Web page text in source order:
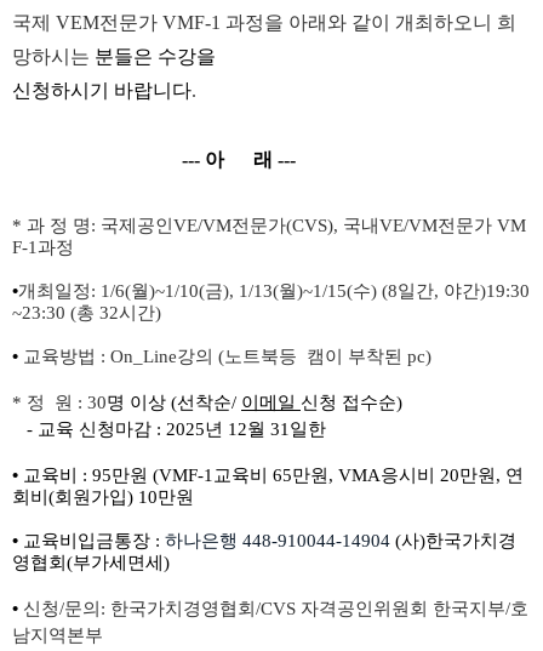
국제 VEM전문가 VMF-1 과정을 아래와 같이 개최하오니 희
망하시는 분들은 수강을
신청하시기 바랍니다.
--- 아 래 ---
* 과 정 명: 국제공인 VE/VM전문가(CVS), 국내VE/VM전문가 VM
F-1과정
•개최일정: 1/6(월)~1/10(금), 1/13(월)~1/15(수) (8일간, 야간)19:30
~23:30 (총 32시간)
• 교육방법 : On_Line강의 (노트북등 캠이 부착된 pc)
* 정 원 : 30명 이상 (선착순/ 이메일 신청 접수순)
- 교육 신청마감 : 2025년 12월 31 일한
• 교육비 : 95만원 (VMF-1 교육비 65만원 , VMA응시비 20만원 , 연
회비 (회원가입) 10만원
• 교육비입금통장 : 하나은행 448-910044-14904 (사)한국가치경
영협회 (부가세면세 )
• 신청/문의 : 한국가치경영협회 /CVS 자격공인위원회 한국지부/호
남지역본부